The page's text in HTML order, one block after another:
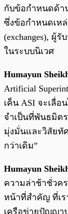
กับข้อกำหนดด้า
ซึ่งข้อกำหนดเห
(exchanges), ผู้
ในระบบนิเวศ
Humayun
Artificial
เค็น ASI จะเลื่อ
จำเป็นที่พันธมิต
มุ่งมั่นและวิสัยทั
กว่าเดิม”
Humayun
ความล่าช้าชั่วค
หน้าที่สำคัญ ที่เร
เครือข่ายปัญญา